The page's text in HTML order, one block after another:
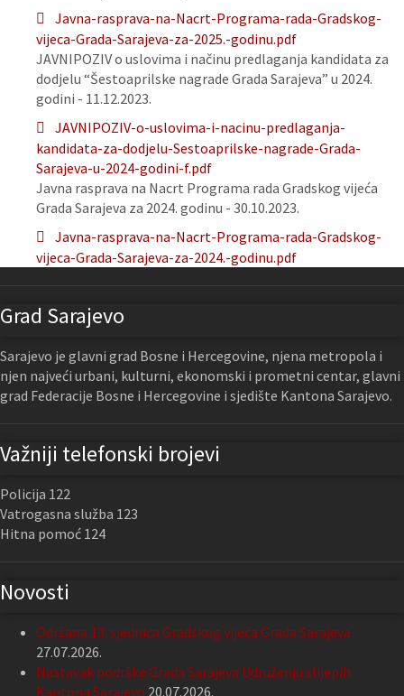
Javna-rasprava-na-Nacrt-Programa-rada-Gradskog-
vijeca-Grada-Sarajeva-za-2025.-godinu.pdf
JAVNIPOZIV o uslovima i načinu predlaganja kandidata za
dodjelu “Šestoaprilske nagrade Grada Sarajeva” u 2024.
godini - 11.12.2023.
JAVNIPOZIV-o-uslovima-i-nacinu-predlaganja-
kandidata-za-dodjelu-Sestoaprilske-nagrade-Grada-
Sarajeva-u-2024-godini-f.pdf
Javna rasprava na Nacrt Programa rada Gradskog vijeća
Grada Sarajeva za 2024. godinu - 30.10.2023.
Javna-rasprava-na-Nacrt-Programa-rada-Gradskog-
vijeca-Grada-Sarajeva-za-2024.-godinu.pdf
Grad Sarajevo
Sarajevo je glavni grad Bosne i Hercegovine, njena metropola i
njen najveći urbani, kulturni, ekonomski i prometni centar, glavni
grad Federacije Bosne i Hercegovine i sjedište Kantona Sarajevo.
Važniji telefonski brojevi
Policija 122
Vatrogasna služba 123
Hitna pomoć 124
Novosti
Održana 13. sjednica Gradskog vijeća Grada Sarajeva
27.07.2026.
Nastavak podrške Grada Sarajeva Udruženju slijepih
Kantona Sarajevo 20.07.2026.